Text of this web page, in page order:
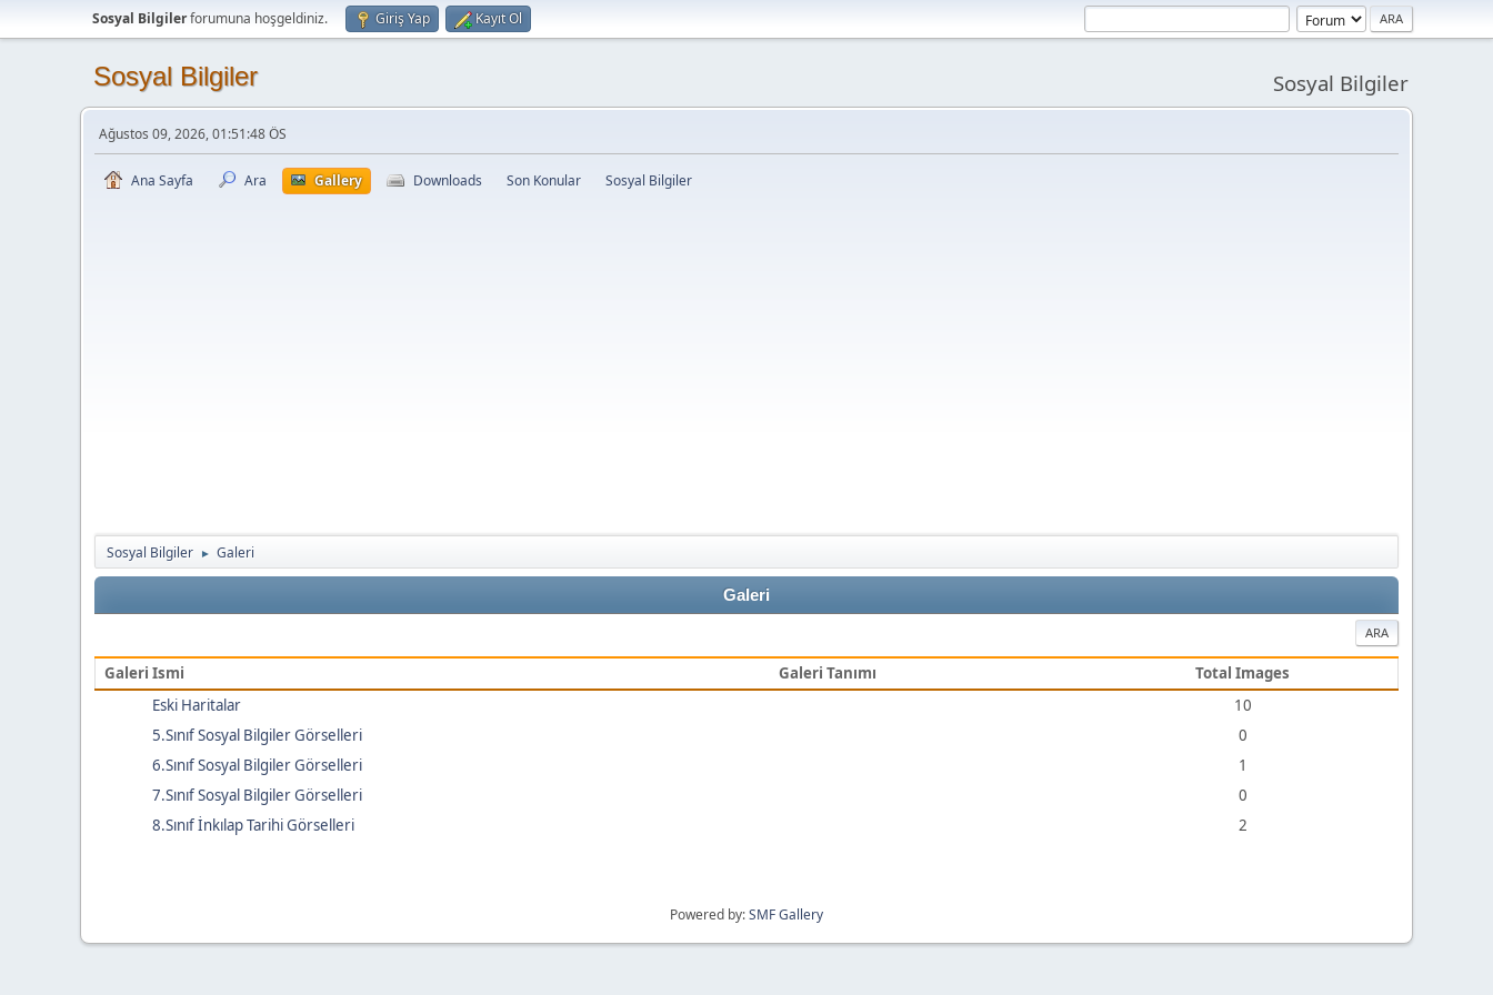
Sosyal Bilgilerforumuna hoşgeldiniz. Giriş Yap Kayıt Ol
Sosyal Bilgiler Sosyal Bilgiler
Ağustos 09, 2026, 01:51:48 ÖS
Ana Sayfa Ara Gallery Downloads Son Konular Sosyal Bilgiler
Sosyal Bilgiler ► Galeri
Galeri
ARA
Galeri Ismi Galeri Tanımı
Total Images
Eski Haritalar
10
5.Sınıf Sosyal Bilgiler Görselleri
0
6.Sınıf Sosyal Bilgiler Görselleri
1
7.Sınıf Sosyal Bilgiler Görselleri
0
8.Sınıf İnkılap Tarihi Görselleri
2
Powered by:SMF Gallery